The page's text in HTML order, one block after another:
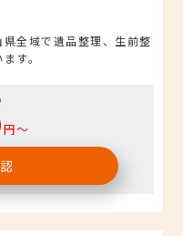
全域で遺品整理、生前整
す。
円〜